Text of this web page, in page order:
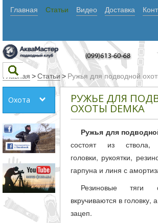
Главная Статьи Видео Доставка
Искать
Любое из
слов
Все
слова
Точное
Главная >Статьи> Ружья для подводной
Охота РУЖЬЕ ДЛЯ
ОХОТЫ DEMKA
Ружья для
состоят из ствола,
головки, рукоятки,
гарпуна и линя с
Резиновые тяги
вкручиваются в головку,
зацеп.